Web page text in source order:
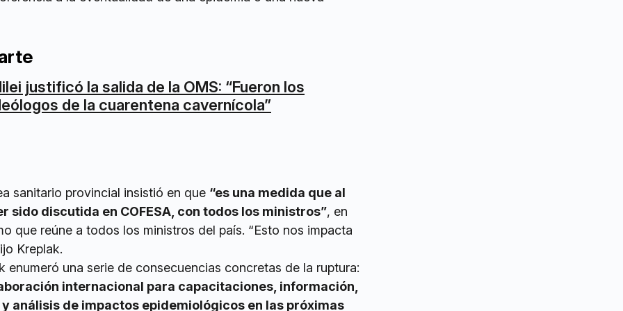
justificó la salida de la OMS: “Fueron los
de la cuarentena cavernícola”
sanitario provincial insistió en que “es una medida que al
sido discutida en COFESA, con todos los ministros”, en
que reúne a todos los ministros del país. “Esto nos impacta
Kreplak.
enumeró una serie de consecuencias concretas de la ruptura:
internacional para capacitaciones, información,
análisis de impactos epidemiológicos en las próximas